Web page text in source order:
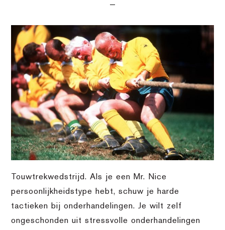
Touwtrekwedstrijd. Als je een Mr. Nice
persoonlijkheidstype hebt, schuw je harde
tactieken bij onderhandelingen. Je wilt zelf
ongeschonden uit stressvolle onderhandelingen